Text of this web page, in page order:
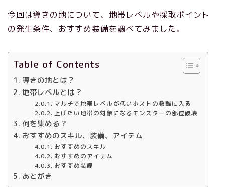
今回は導きの地について、地帯レベルや採取ポイント
の発生条件、おすすめ装備を調べてみました。
Table of Contents
導きの地とは？
地帯レベルとは？
マルチで地帯レベルが低いホストの救難に入る
上げたい地帯の対象になるモンスターの部位破壊
何を集める？
おすすめのスキル、装備、アイテム
おすすめのスキル
おすすめのアイテム
おすすめ装備
あとがき